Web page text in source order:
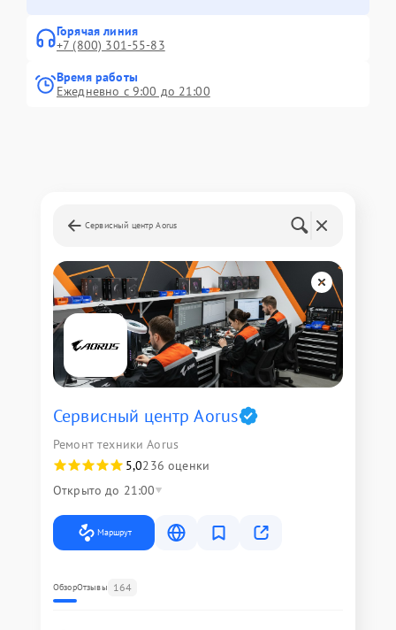
Горячая линия
+7 (800) 301-55-83
Время работы
Ежедневно с 9:00 до 21:00
Сервисный центр Aorus
Сервисный центр Aorus
Ремонт техники Aorus
5,0236 оценки
Открыто до 21:00
Маршрут
ОбзорОтзывы 164